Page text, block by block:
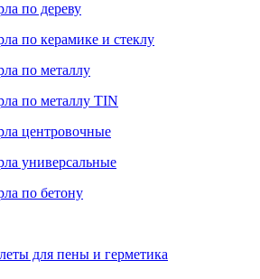
по дереву
по керамике и стеклу
по металлу
по металлу TIN
центровочные
универсальные
по бетону
для пены и герметика